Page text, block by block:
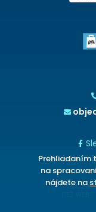
CHCETE
Prehliadaním
na
nájdete na